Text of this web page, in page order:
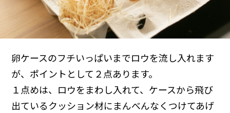
卵ケースのフチいっぱいまでロウを流し入れます
が、ポイントとして２点あります。
１点めは、ロウをまわし入れて、ケースから飛び
出ているクッション材にまんべんなくつけてあげ